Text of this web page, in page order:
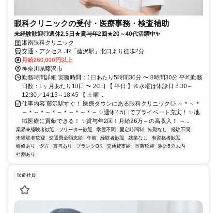
眼科クリニックの受付・医療事務・検査補助
未経験歓迎◎週休2.5日★賞与年2回★20～40代活躍中✨
湘南眼科クリニック
交通・アクセス JR「藤沢駅」北口より徒歩2分
月給260,000円以上
神奈川県藤沢市
勤務時間詳細 実働時間：1日あたり5時間30分 〜 8時間30分 平均勤務
日数：1ヶ月あたり18日 〜 20日 【 平日 】※水曜は休診日 8:30～
12:30／14:15～18:45 【 土曜 ...
仕事内容 藤沢駅すぐ！ 医療タウンにある眼科クリニック◎ ～＊～＊
～＊～＊～＊～＊～＊～＊～ ✨週休2.5日でプライベート充実！ ✨地
域医療に貢献できる！ ✨賞与年2回！月給26万～の高収入！ ～...
業界未経験者歓迎 フリーター歓迎 学歴不問 固定時間制 転勤なし
経験不問
未経験者歓迎
交通費全額支給 午前 経験者歓迎 残業なし
有資格者歓迎
研修あり
夕方 賞与あり ブランクOK 交通費支給 長期歓迎
駅近5分以内
社割あり
派遣社員